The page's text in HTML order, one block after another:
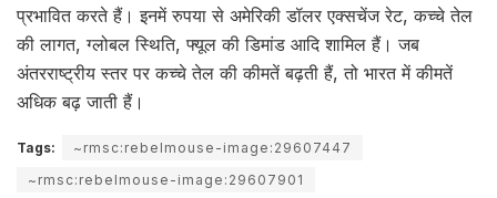
प्रभावित करते हैं। इनमें रुपया से अमेरिकी डॉलर एक्सचेंज रेट, कच्चे तेल
की लागत, ग्लोबल स्थिति, फ्यूल की डिमांड आदि शामिल हैं। जब
अंतरराष्ट्रीय स्तर पर कच्चे तेल की कीमतें बढ़ती हैं, तो भारत में कीमतें
अधिक बढ़ जाती हैं।
Tags:
~rmsc:rebelmouse-image:29607447
~rmsc:rebelmouse-image:29607901